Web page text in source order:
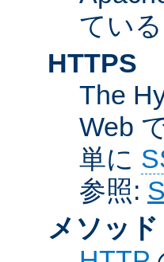
てい
HTTPS
The
Web
単に
参照:
メソッド